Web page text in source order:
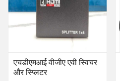
एचडीएमआई वीजीए एवी स्विचर
और स्प्लिटर